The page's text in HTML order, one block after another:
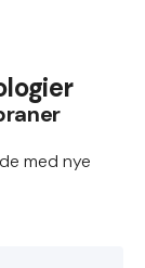
med nye